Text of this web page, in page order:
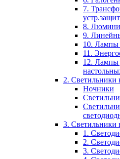
7.
8.
9.
10. Лампы
11.
12. Лампы
2. Светильники
Ночники
3. Светильники
1.
2.
3.